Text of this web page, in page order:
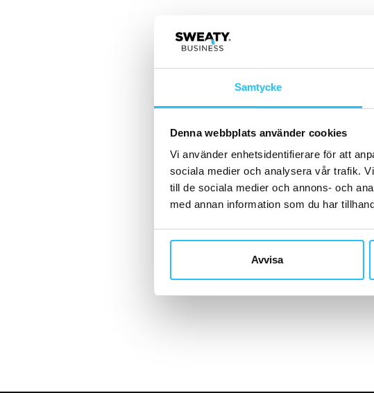
Samtycke
Denna webbplats använder cookies
Vi använder enhetsidentifierare för att
sociala medier och analysera vår trafik.
till de sociala medier och annons- och
med annan information som du har
Avvisa